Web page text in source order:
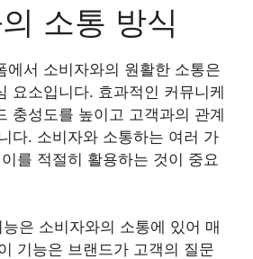
소통 방식
에서 소비자와의 원활한 소통은
요소입니다. 효과적인 커뮤니케
충성도를 높이고 고객과의 관계
다. 소비자와 소통하는 여러 가
를 적절히 활용하는 것이 중요
은 소비자와의 소통에 있어 매
기능은 브랜드가 고객의 질문